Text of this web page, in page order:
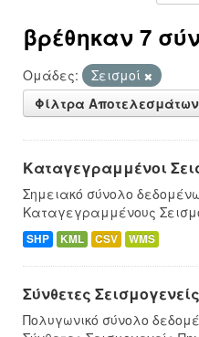
βρέθηκαν 7
Ομάδες:
Σεισμοί
Φίλτρα Αποτελεσμάτων
Καταγεγραμμένοι
Σημειακό σύνολο
Καταγεγραμμένους
SHP KML CSV WMS
Σύνθετες
Πολυγωνικό σύνολο